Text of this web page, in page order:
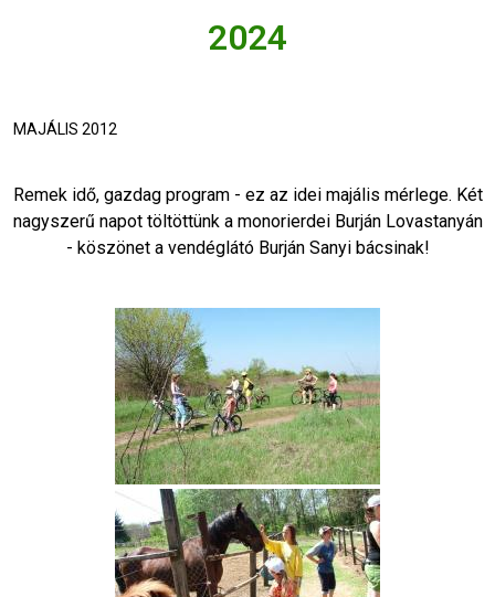
2024
MAJÁLIS 2012
Remek idő, gazdag program - ez az idei majális mérlege. Két
nagyszerű napot töltöttünk a monorierdei Burján Lovastanyán
- köszönet a vendéglátó Burján Sanyi bácsinak!